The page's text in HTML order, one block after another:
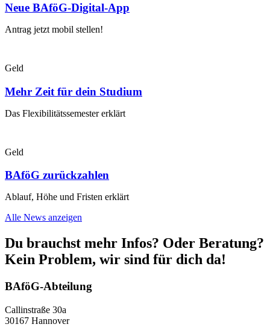
Neue BAföG-Digital-App
Antrag jetzt mobil stellen!
Geld
Mehr Zeit für dein Studium
Das Flexibilitätssemester erklärt
Geld
BAföG zurückzahlen
Ablauf, Höhe und Fristen erklärt
Alle News anzeigen
Du brauchst mehr Infos? Oder Beratung?
Kein Problem, wir sind für dich da!
BAföG-Abteilung
Callinstraße 30a
30167 Hannover